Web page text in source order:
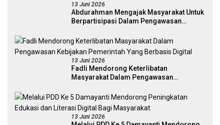
13 Juni 2026
Abdurahman Mengajak Masyarakat Untuk
Berpartisipasi Dalam Pengawasan
Platform Digital
13 Juni 2026
Fadli Mendorong Keterlibatan
Masyarakat Dalam Pengawasan
Digital
13 Juni 2026